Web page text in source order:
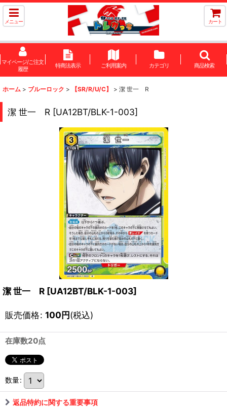
メニュー カート
マイページ/ご注文
履歴
特商法表示 ご利用案内 カテゴリ 商品検索
ホーム > ブルーロック > 【SR/R/U/C】 > 潔 世一 R
潔 世一 R [UA12BT/BLK-1-003]
潔 世一 R [UA12BT/BLK-1-003]
販売価格: 100円(税込)
在庫数20点
数量:
返品特約に関する重要事項